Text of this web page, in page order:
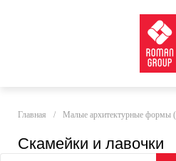
Главная / Малые архитектурные
Скамейки и лавочки